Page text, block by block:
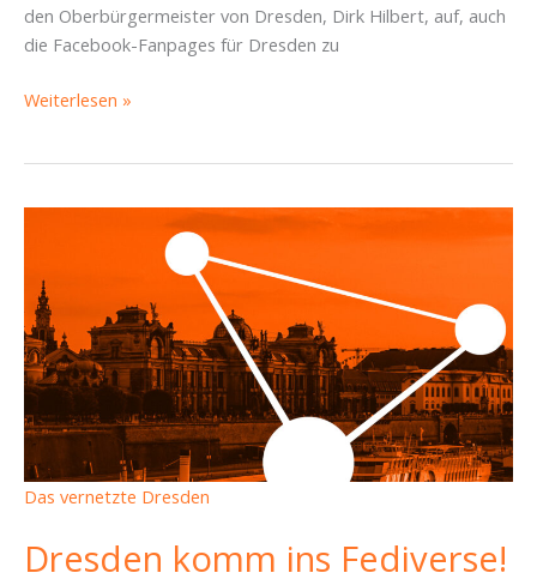
den Oberbürgermeister von Dresden, Dirk Hilbert, auf, auch
die Facebook-Fanpages für Dresden zu
Dresden,
ab!
Weiterlesen »
Das vernetzte Dresden
Dresden komm ins Fediverse!